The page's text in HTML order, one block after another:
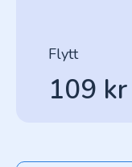
Flytt
109 kr